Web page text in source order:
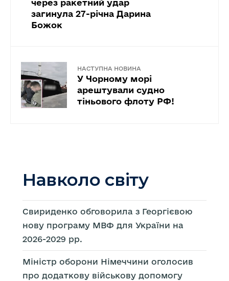
через ракетний удар
загинула 27-річна Дарина
Божок
НАСТУПНА НОВИНА
У Чорному морі
арештували судно
тіньового флоту РФ!
Навколо світу
Свириденко обговорила з Георгієвою
нову програму МВФ для України на
2026-2029 рр.
Міністр оборони Німеччини оголосив
про додаткову військову допомогу